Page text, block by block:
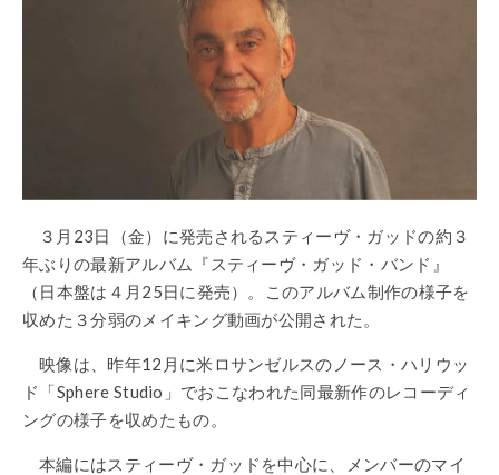
３月23日（金）に発売されるスティーヴ・ガッドの約３
年ぶりの最新アルバム『スティーヴ・ガッド・バンド』
（日本盤は４月25日に発売）。このアルバム制作の様子を
収めた３分弱のメイキング動画が公開された。
映像は、昨年12月に米ロサンゼルスのノース・ハリウッ
ド「Sphere Studio」でおこなわれた同最新作のレコーディ
ングの様子を収めたもの。
本編にはスティーヴ・ガッドを中心に、メンバーのマイ